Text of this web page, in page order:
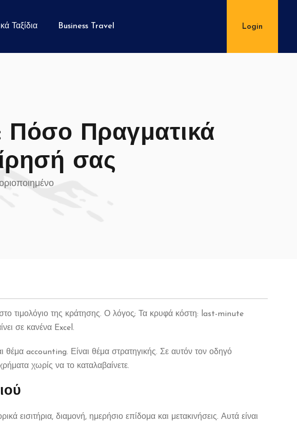
Ταξίδια Business Travel Login
Πόσο Πραγματικά
σας
τιμολόγιο της κράτησης. Ο λόγος; Τα κρυφά κόστη: last-minute
σε κανένα Excel.
accounting. Είναι θέμα στρατηγικής. Σε αυτόν τον οδηγό
χωρίς να το καταλαβαίνετε.
εισιτήρια, διαμονή, ημερήσιο επίδομα και μετακινήσεις. Αυτά είναι